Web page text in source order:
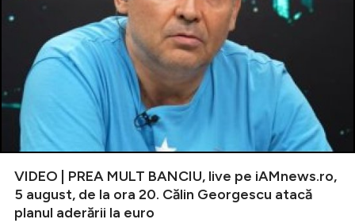
VIDEO | PREA MULT BANCIU, live pe iAMnews.ro,
5 august, de la ora 20. Călin Georgescu atacă
planul aderării la euro